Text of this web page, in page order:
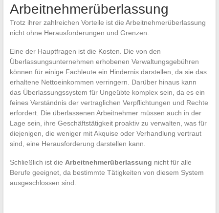
Arbeitnehmerüberlassung
Trotz ihrer zahlreichen Vorteile ist die Arbeitnehmerüberlassung
nicht ohne Herausforderungen und Grenzen.
Eine der Hauptfragen ist die Kosten. Die von den
Überlassungsunternehmen erhobenen Verwaltungsgebühren
können für einige Fachleute ein Hindernis darstellen, da sie das
erhaltene Nettoeinkommen verringern. Darüber hinaus kann
das Überlassungssystem für Ungeübte komplex sein, da es ein
feines Verständnis der vertraglichen Verpflichtungen und Rechte
erfordert. Die überlassenen Arbeitnehmer müssen auch in der
Lage sein, ihre Geschäftstätigkeit proaktiv zu verwalten, was für
diejenigen, die weniger mit Akquise oder Verhandlung vertraut
sind, eine Herausforderung darstellen kann.
Schließlich ist die Arbeitnehmerüberlassung nicht für alle
Berufe geeignet, da bestimmte Tätigkeiten von diesem System
ausgeschlossen sind.